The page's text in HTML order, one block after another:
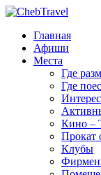
Главная
Афиши
Места
Где
Где
Кино –
Прокат
Клубы